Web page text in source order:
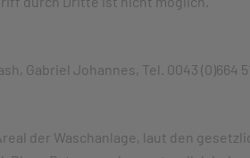
Gabriel Johannes, Tel. 0043 (0)664
der Waschanlage, laut den